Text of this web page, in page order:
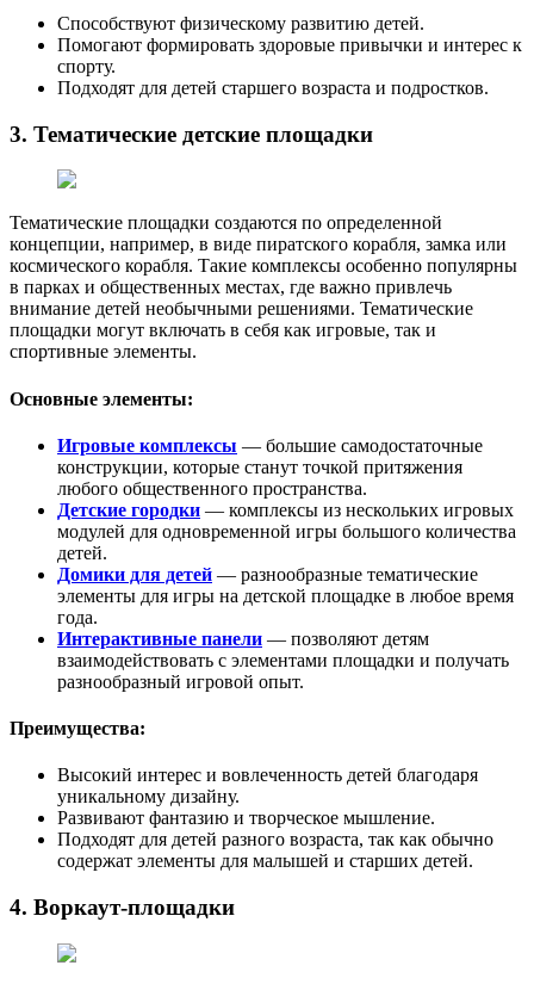
Способствуют физическому развитию детей.
Помогают формировать здоровые привычки и интерес к
спорту.
Подходят для детей старшего возраста и подростков.
3. Тематические детские площадки
Тематические площадки создаются по определенной
концепции, например, в виде пиратского корабля, замка или
космического корабля. Такие комплексы особенно популярны
в парках и общественных местах, где важно привлечь
внимание детей необычными решениями. Тематические
площадки могут включать в себя как игровые, так и
спортивные элементы.
Основные элементы:
Игровые комплексы — большие самодостаточные
конструкции, которые станут точкой притяжения
любого общественного пространства.
Детские городки — комплексы из нескольких игровых
модулей для одновременной игры большого количества
детей.
Домики для детей — разнообразные тематические
элементы для игры на детской площадке в любое время
года.
Интерактивные панели — позволяют детям
взаимодействовать с элементами площадки и получать
разнообразный игровой опыт.
Преимущества:
Высокий интерес и вовлеченность детей благодаря
уникальному дизайну.
Развивают фантазию и творческое мышление.
Подходят для детей разного возраста, так как обычно
содержат элементы для малышей и старших детей.
4. Воркаут-площадки